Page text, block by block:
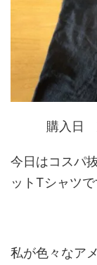
購入日
今日はコスパ
ットTシャツで
私が色々なア